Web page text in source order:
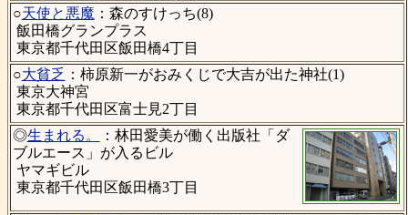
○天使と悪魔 ：森のすけっち(8)
飯田橋グランプラス
東京都千代田区飯田橋4丁目
○大貧乏 ：柿原新一がおみくじで大吉が出た神社(1)
東京大神宮
東京都千代田区富士見2丁目
◎生まれる。
：林田愛美が働く出版社「ダ
ブルエース」が入るビル
ヤマギビル
東京都千代田区飯田橋3丁目